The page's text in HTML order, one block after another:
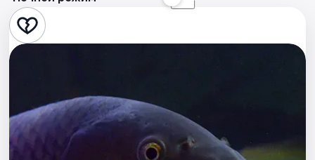
Театр
Стендап
Экскурсии
Спорт